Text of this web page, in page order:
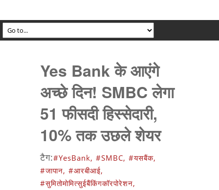
Yes Bank के आएंगे
अच्छे दिन! SMBC लेगा
51 फीसदी हिस्सेदारी,
10% तक उछले शेयर
टैग:#YesBank, #SMBC, #यसबैंक,
#जापान, #आरबीआई,
#सुमितोमोमित्सुईबैंकिंगकॉरपोरेशन,